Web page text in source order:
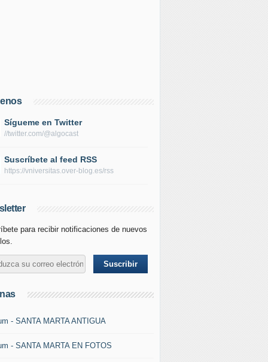
Sígueme en Twitter
//twitter.com/@algocast
Suscríbete al feed RSS
https://vniversitas.over-blog.es/rss
para recibir notificaciones de nuevos
- SANTA MARTA ANTIGUA
- SANTA MARTA EN FOTOS